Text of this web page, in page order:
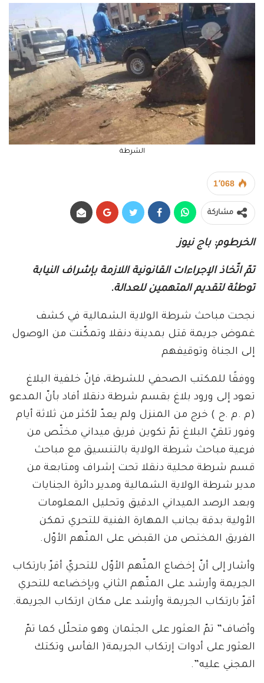
الشرطة
1٬068
مشاركة
الخرطوم: باج نيوز
تمّ اتّخاذ الإجراءات القانونية اللازمة بإشراف النيابة
توطئة لتقديم المتهمين للعدالة.
نجحت مباحث شرطة الولاية الشمالية في كشف
غموض جريمة قتل بمدينة دنقلا وتمكّنت من الوصول
إلى الجناة وتوقيفهم
ووفقًا للمكتب الصحفي للشرطة، فإنّ خلفية البلاغ
تعود إلى ورود بلاغ بقسم شرطة دنقلا أفاد بأنّ المدعو
(م .م .ح ) خرج من المنزل ولم يعدّ لأكثر من ثلاثة أيام
وفور تلقيّ البلاغ تمّ تكوين فريق ميداني مختّص من
فرعية مباحث شرطة الولاية بالتنسيق مع مباحث
قسم شرطة محلية دنقلا تحت إشراف ومتابعة من
مدير شرطة الولاية الشمالية ومدير دائرة الجنايات
وبعد الرصد الميداني الدقيق وتحليل المعلومات
الأولية بدقة بجانب المهارة الفنية للتحري تمكن
الفريق المختص من القبض على المتّهم الأوّل.
وأشار إلى أنّ إخضاع المتّهم الأوّل للتحريّ أقرّ بارتكاب
الجريمة وأرشد على المتّهم الثاني وبإخضاعه للتحري
أقرّ بارتكاب الجريمة وأرشد على مكان ارتكاب الجريمة.
وأضاف” تمّ العثور على الجثمان وهو متحلّل كما تمّ
العثور على أدوات إرتكاب الجريمة( الفأس وتكتك
المجني عليه”.